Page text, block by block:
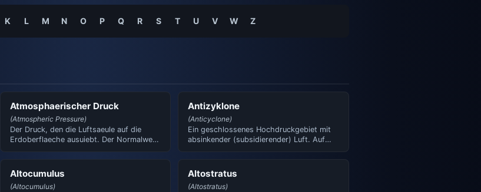
K L M N O P Q R S T U V W Z
Atmosphaerischer Druck
(Atmospheric Pressure)
Der Druck, den die Luftsaeule auf die
Erdoberflaeche ausuiebt. Der Normalwert
Antizyklone
(Anticyclone)
Ein geschlossenes Hochdruckgebiet mit
absinkender (subsidierender) Luft. Auf
Altocumulus
(Altocumulus)
Altostratus
(Altostratus)